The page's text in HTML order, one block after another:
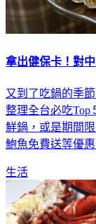
拿出健保卡！對
又到了吃鍋的季
整理全台必吃Top
鮮鍋，或是期間
鮑魚免費送等優
生活